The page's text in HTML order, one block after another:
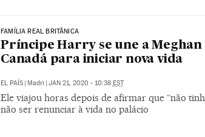
FAMÍLIA REAL BRITÂNICA
Príncipe Harry se une a
Canadá para iniciar nova vida
EL PAÍS Madri JAN 21, 2020 - 10:38 EST
Ele viajou horas depois de afirmar que “não
não ser renunciar à vida no palácio